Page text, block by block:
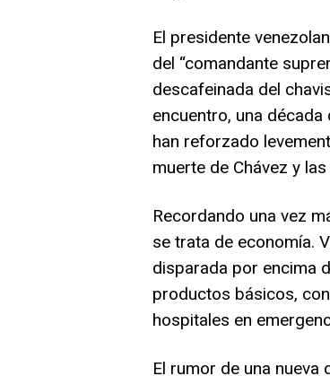
El presidente
del “comandante
descafeinada del
encuentro, una
han reforzado
muerte de Chávez y
Recordando una vez
se trata de economía.
disparada por encima
productos básicos,
hospitales en
El rumor de una nueva